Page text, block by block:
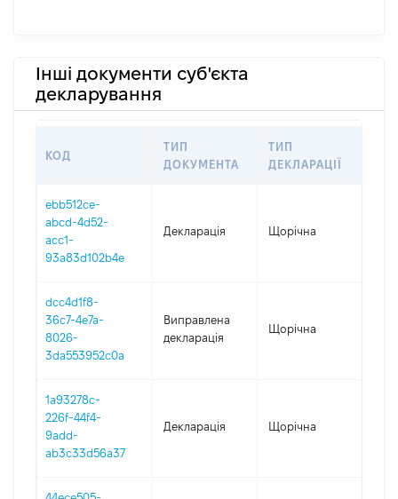
Інші документи суб'єкта
декларування
КОД
ТИП
ДОКУМЕНТА
ТИП
ДЕКЛАРАЦІЇ
ebb512ce-
abcd-4d52-
acc1-
93a83d102b4e
Декларація Щорічна
dcc4d1f8-
36c7-4e7a-
8026-
3da553952c0a
Виправлена
декларація
Щорічна
1a93278c-
226f-44f4-
9add-
ab3c33d56a37
Декларація Щорічна